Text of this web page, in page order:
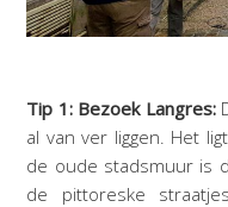
Tip 1: Bezoek Langres:
al van ver liggen. Het
de oude stadsmuur is
de pittoreske